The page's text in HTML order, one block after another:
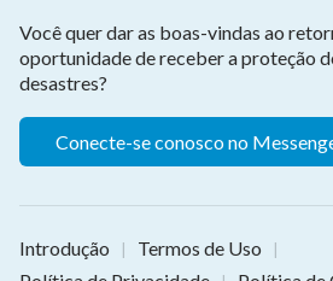
Você quer dar as boas-vindas ao
oportunidade de receber a proteção
desastres?
Conecte-se conosco no
Introdução | Termos de Uso |